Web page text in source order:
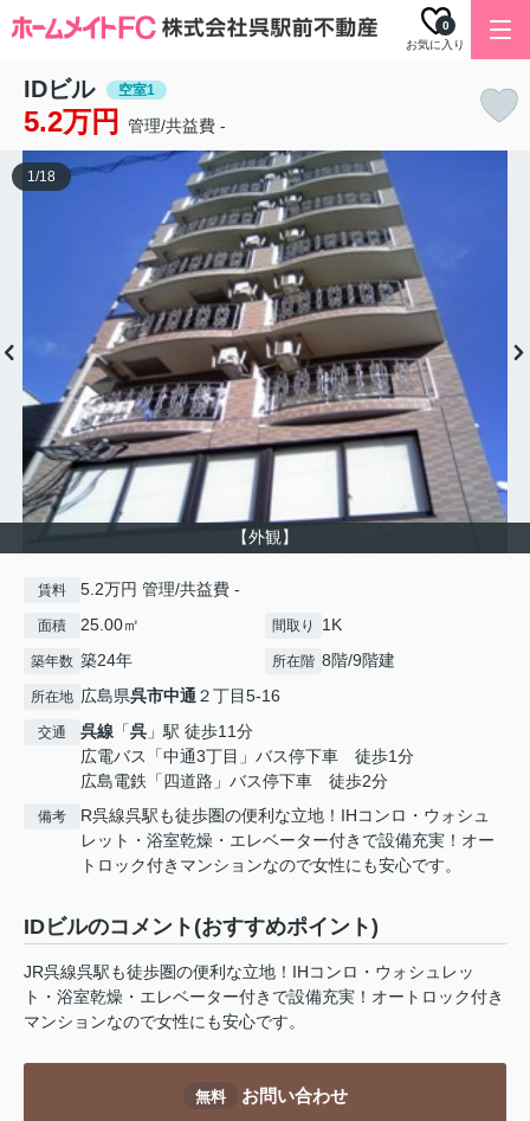
お気に入り
0
IDビル 空室1
5.2万円 管理/共益費 -
【外観】
1/18
賃料 5.2万円 管理/共益費 -
面積 25.00㎡ 間取り 1K
築年数 築24年 所在階 8階/9階建
所在地 広島県呉市中通２丁目5-16
交通 呉線 「呉 」駅 徒歩11分
広電バス「中通3丁目」バス停下車 徒歩1分
広島電鉄「四道路」バス停下車 徒歩2分
備考
R呉線呉駅も徒歩圏の便利な立地！IHコンロ・ウォシュ
レット・浴室乾燥・エレベーター付きで設備充実！オー
トロック付きマンションなので女性にも安心です。
IDビルのコメント(おすすめポイント)
JR呉線呉駅も徒歩圏の便利な立地！IHコンロ・ウォシュレッ
ト・浴室乾燥・エレベーター付きで設備充実！オートロック付き
マンションなので女性にも安心です。
無料 お問い合わせ